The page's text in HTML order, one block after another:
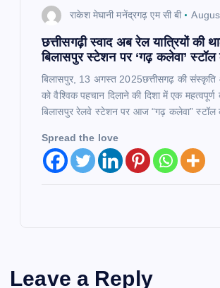
राकेश मेघानी मनेंद्रगढ़ एम सी बी
छत्तीसगढ़ी स्वाद अब रेल यात्रियों की
बिलासपुर स्टेशन पर ‘गढ़ कलेवा’ स्टॉल
बिलासपुर, 13 अगस्त 2025छत्तीसगढ़ की संस्कृति
को वैश्विक पहचान दिलाने की दिशा में एक
बिलासपुर रेलवे स्टेशन पर आज “गढ़ कलेवा”
Spread the love
Leave a Reply